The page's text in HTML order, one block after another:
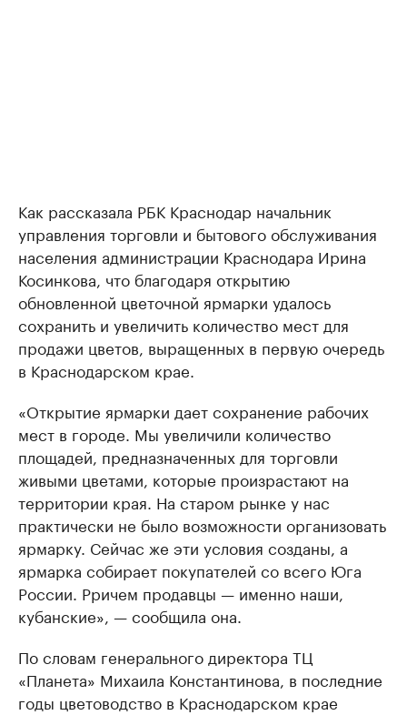
Как рассказала РБК Краснодар начальник
управления торговли и бытового обслуживания
населения администрации Краснодара Ирина
Косинкова, что благодаря открытию
обновленной цветочной ярмарки удалось
сохранить и увеличить количество мест для
продажи цветов, выращенных в первую очередь
в Краснодарском крае.
«Открытие ярмарки дает сохранение рабочих
мест в городе. Мы увеличили количество
площадей, предназначенных для торговли
живыми цветами, которые произрастают на
территории края. На старом рынке у нас
практически не было возможности организовать
ярмарку. Сейчас же эти условия созданы, а
ярмарка собирает покупателей со всего Юга
России. Рричем продавцы — именно наши,
кубанские», — сообщила она.
По словам генерального директора ТЦ
«Планета» Михаила Константинова, в последние
годы цветоводство в Краснодарском крае